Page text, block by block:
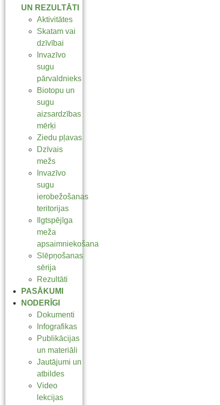
UN REZULTĀTI
Aktivitātes
Skatam vai
dzīvībai
Invazīvo
sugu
pārvaldnieks
Biotopu un
sugu
aizsardzības
mērķi
Ziedu pļavas
Dzīvais
mežs
Invazīvo
sugu
ierobežošanas
teritorijas
Ilgtspējīga
meža
apsaimniekošana
Slēpņošanas
sērija
Rezultāti
PASĀKUMI
NODERĪGI
Dokumenti
Infografikas
Publikācijas
un materiāli
Jautājumi un
atbildes
Video
lekcijas